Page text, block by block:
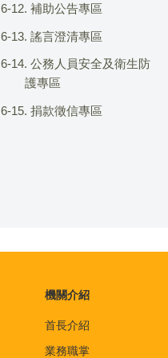
6-12. 補助公告專區
6-13. 謠言澄清專區
6-14. 公務人員安全及衛生防
護專區
6-15. 捐款徵信專區
機關介紹
首長介紹
業務職掌